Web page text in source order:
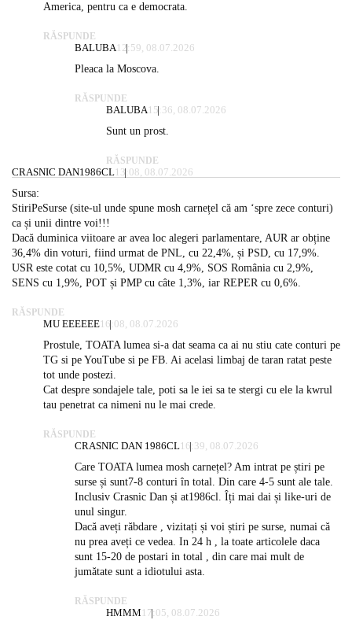
America, pentru ca e democrata.
RĂSPUNDE
BALUBA12:59, 08.07.2026
Pleaca la Moscova.
RĂSPUNDE
BALUBA15:36, 08.07.2026
Sunt un prost.
RĂSPUNDE
CRASNIC DAN1986CL13:08, 08.07.2026
Sursa:
StiriPeSurse (site-ul unde spune mosh carnețel că am ‘spre zece conturi)
ca și unii dintre voi!!!
Dacă duminica viitoare ar avea loc alegeri parlamentare, AUR ar obține
36,4% din voturi, fiind urmat de PNL, cu 22,4%, și PSD, cu 17,9%.
USR este cotat cu 10,5%, UDMR cu 4,9%, SOS România cu 2,9%,
SENS cu 1,9%, POT și PMP cu câte 1,3%, iar REPER cu 0,6%.
RĂSPUNDE
MU EEEEEE16:08, 08.07.2026
Prostule, TOATA lumea si-a dat seama ca ai nu stiu cate conturi pe
TG si pe YouTube si pe FB. Ai acelasi limbaj de taran ratat peste
tot unde postezi.
Cat despre sondajele tale, poti sa le iei sa te stergi cu ele la kwrul
tau penetrat ca nimeni nu le mai crede.
RĂSPUNDE
CRASNIC DAN 1986CL16:39, 08.07.2026
Care TOATA lumea mosh carnețel? Am intrat pe știri pe
surse și sunt7-8 conturi în total. Din care 4-5 sunt ale tale.
Inclusiv Crasnic Dan și at1986cl. Îți mai dai și like-uri de
unul singur.
Dacă aveți răbdare , vizitați și voi știri pe surse, numai că
nu prea aveți ce vedea. In 24 h , la toate articolele daca
sunt 15-20 de postari in total , din care mai mult de
jumătate sunt a idiotului asta.
RĂSPUNDE
HMMM 17:05, 08.07.2026